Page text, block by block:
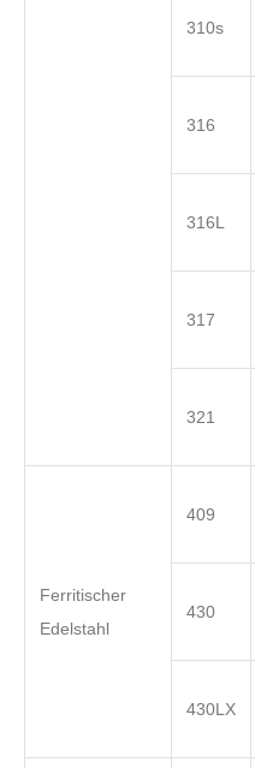
310s
316
316L
317
321
Ferritischer
Edelstahl
409
430
430LX